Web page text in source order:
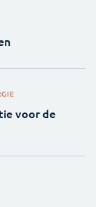
voor de